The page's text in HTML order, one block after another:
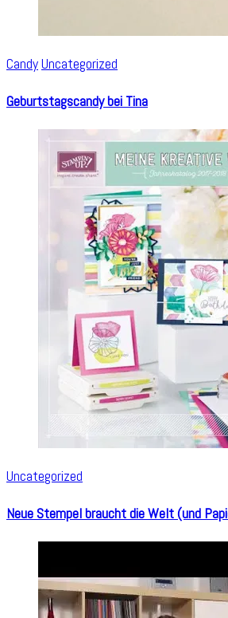
CandyUncategorized
Geburtstagscandy bei Tina
Uncategorized
Neue Stempel braucht die Welt (und